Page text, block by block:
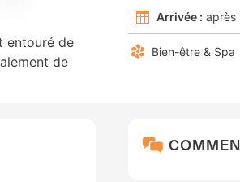
entouré de
de
Arrivée : après
Bien-être & Spa